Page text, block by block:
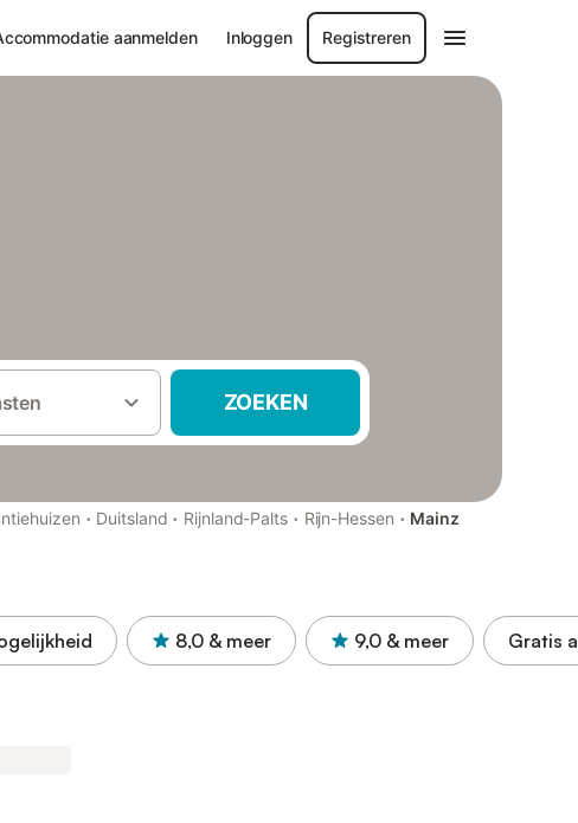
aanmelden Inloggen Registreren
ZOEKEN
· Duitsland · Rijnland-Palts · Rijn-Hessen · Mainz
8,0 & meer 9,0 & meer Gratis